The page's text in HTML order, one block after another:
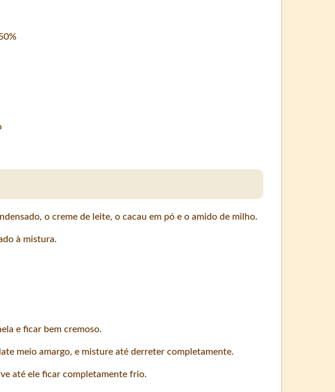
o creme de leite, o cacau em pó e o amido de milho.
à mistura.
e ficar bem cremoso.
meio amargo, e misture até derreter completamente.
até ele ficar completamente frio.